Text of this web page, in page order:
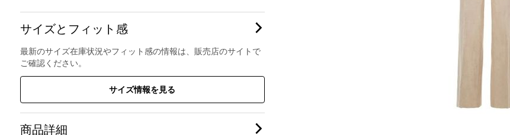
サイズとフィット感
最新のサイズ在庫状況やフィット感の情報は、販売店のサイトで
ご確認ください。
サイズ情報を見る
商品詳細